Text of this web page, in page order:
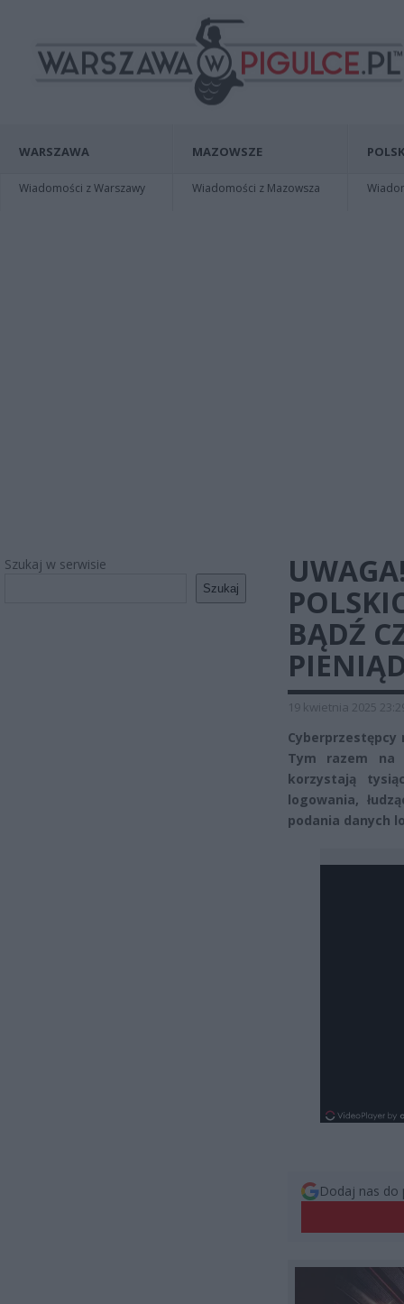
WARSZAWA
Wiadomości z Warszawy
MAZOWSZE
Wiadomości z Mazowsza
Szukaj w serwisie
Szukaj
BĄDŹ
19 kwietnia 2025
Tym razem na
korzystają
logowania,
podania danych
Dodaj nas do